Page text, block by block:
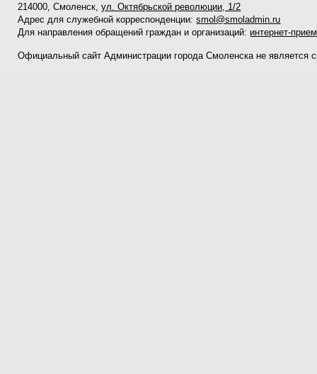
214000, Смоленск,ул. Октябрьской революции, 1/2
Адрес для служебной корреспонденции:smol@smoladmin.ru
Для направления обращений граждан и организаций: интернет-
Официальный сайт Администрации города Смоленска не является